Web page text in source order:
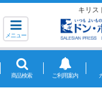
キリ
メニュー
商品検索 ご利用案内